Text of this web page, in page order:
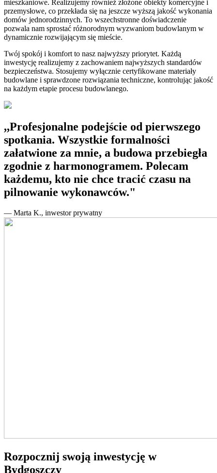
mieszkaniowe. Realizujemy również złożone obiekty komercyjne i
przemysłowe, co przekłada się na jeszcze wyższą jakość wykonania
domów jednorodzinnych. To wszechstronne doświadczenie
pozwala nam sprostać różnorodnym wyzwaniom budowlanym w
dynamicznie rozwijającym się mieście.
Twój spokój i komfort to nasz najwyższy priorytet. Każdą
inwestycję realizujemy z zachowaniem najwyższych standardów
bezpieczeństwa. Stosujemy wyłącznie certyfikowane materiały
budowlane i sprawdzone rozwiązania techniczne, kontrolując jakość
na każdym etapie procesu budowlanego.
,,Profesjonalne podejście od pierwszego
spotkania. Wszystkie formalności
załatwione za mnie, a budowa przebiegła
zgodnie z harmonogramem. Polecam
każdemu, kto nie chce tracić czasu na
pilnowanie wykonawców."
— Marta K., inwestor prywatny
Rozpocznij swoją inwestycję w
Bydgoszczy